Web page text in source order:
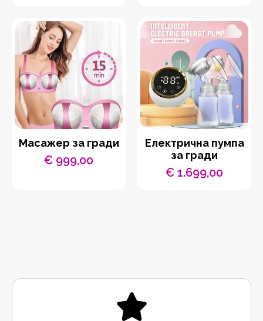
Масажер за гради
€ 999,00
Електрична пумпа
за гради
€ 1.699,00